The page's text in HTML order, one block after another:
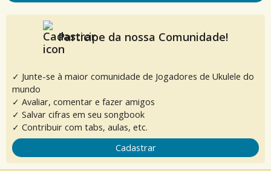
Participe da nossa Comunidade!
✓ Junte-se à maior comunidade de Jogadores de Ukulele do
mundo
✓ Avaliar, comentar e fazer amigos
✓ Salvar cifras em seu songbook
✓ Contribuir com tabs, aulas, etc.
Cadastrar